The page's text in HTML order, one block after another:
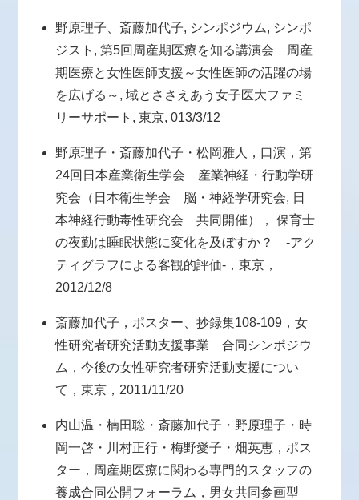
野原理子、斎藤加代子, シンポジウム, シンポ
ジスト, 第5回周産期医療を知る講演会 周産
期医療と女性医師支援～女性医師の活躍の場
を広げる～, 域とささえあう女子医大ファミ
リーサポート, 東京, 013/3/12
野原理子・斎藤加代子・松岡雅人，口演，第
24回日本産業衛生学会 産業神経・行動学研
究会（日本衛生学会 脳・神経学研究会, 日
本神経行動毒性研究会 共同開催）， 保育士
の夜勤は睡眠状態に変化を及ぼすか？ -アク
ティグラフによる客観的評価-，東京，
2012/12/8
斎藤加代子，ポスター、抄録集108-109，女
性研究者研究活動支援事業 合同シンポジウ
ム，今後の女性研究者研究活動支援につい
て，東京，2011/11/20
内山温・楠田聡・斎藤加代子・野原理子・時
岡一啓・川村正行・梅野愛子・畑英恵，ポス
ター，周産期医療に関わる専門的スタッフの
養成合同公開フォーラム，男女共同参画型